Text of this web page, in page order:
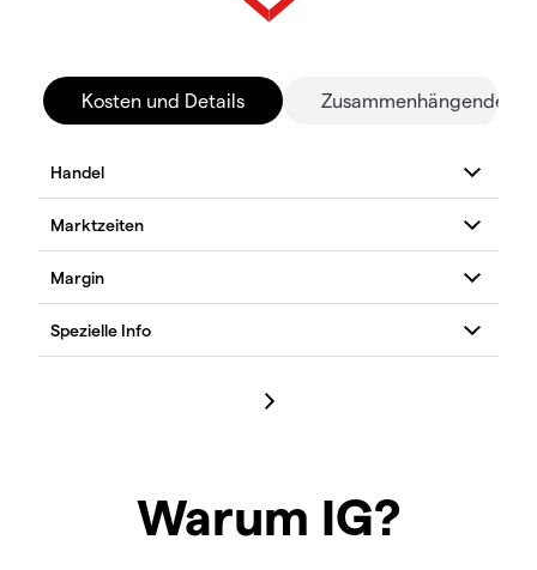
Kosten und Details Zusammenhängende
Warum IG?